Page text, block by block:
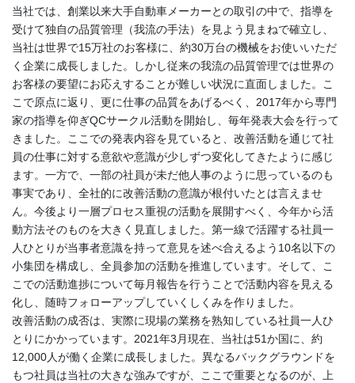
当社では、創業以来大手自動車メーカーとの取引の中で、指導を
受けて独自の品質管理（我流の手法）を見よう見まねで確立し、
当社は世界で15万社のお客様に、約30万台の機械をお使いいただ
く企業に成長しました。しかし従来の我流の品質管理では世界の
お客様の要望にお応えすることが難しい状況に直面しました。こ
こで原点に返り、更に仕事の品質をあげるべく、2017年から専門
家の指導を仰ぎQCサークル活動を開始し、毎年発表大会を行って
きました。ここでの発表内容を見ていると、改善活動を通じて社
員の仕事に対する意欲や意識が少しずつ変化してきたように感じ
ます。一方で、一部の社員が未だ他人事のように思っているのも
事実であり、全社的に改善活動の意識が根付いたとは言えませ
ん。今後より一層プロセス重視の活動を展開すべく、今年から活
動方法そのものを大きく見直しました。第一線で活躍する社員一
人ひとりが当事者意識を持って意見を述べ合えるよう10名以下の
小集団を構成し、全員参加の活動を推進しています。そして、こ
こでの活動進捗について毎月報告を行うことで活動内容を見える
化し、随時フォローアップしていくしくみを作りました。
改善活動の成否は、実際に現場の業務を熟知している社員一人ひ
とりにかかっています。2021年3月現在、当社は51か国に、約
12,000人が働く企業に成長しました。異なるバックグラウンドを
もつ社員は当社の大きな強みですが、ここで重要となるのが、上